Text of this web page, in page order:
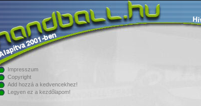
Impresszum
Copyright
Add hozzá a kedvencekhez!
Legyen ez a kezdőlapom!